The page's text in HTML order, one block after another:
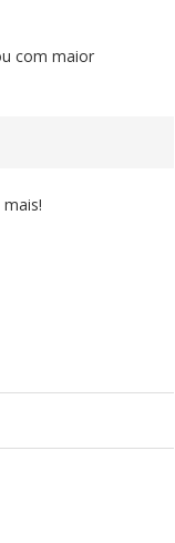
com maior